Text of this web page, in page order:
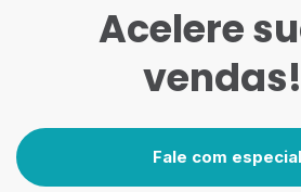
Acelere
vendas!
Fale com